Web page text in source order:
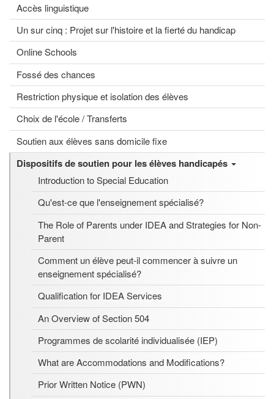
Accès linguistique
Un sur cinq : Projet sur l'histoire et la fierté du handicap
Online Schools
Fossé des chances
Restriction physique et isolation des élèves
Choix de l'école / Transferts
Soutien aux élèves sans domicile fixe
Dispositifs de soutien pour les élèves handicapés
Introduction to Special Education
Qu'est-ce que l'enseignement spécialisé?
The Role of Parents under IDEA and Strategies for Non-
Parent
Comment un élève peut-il commencer à suivre un
enseignement spécialisé?
Qualification for IDEA Services
An Overview of Section 504
Programmes de scolarité individualisée (IEP)
What are Accommodations and Modifications?
Prior Written Notice (PWN)